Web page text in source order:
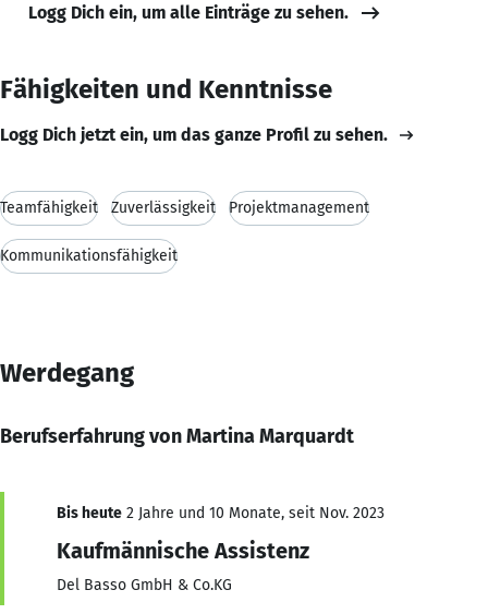
Logg Dich ein, um alle Einträge zu sehen.
Fähigkeiten und Kenntnisse
Logg Dich jetzt ein, um das ganze Profil zu sehen.
Teamfähigkeit Zuverlässigkeit Projektmanagement
Kommunikationsfähigkeit
Werdegang
Berufserfahrung von Martina Marquardt
Bis heute 2 Jahre und 10 Monate, seit Nov. 2023
Kaufmännische Assistenz
Del Basso GmbH & Co.KG